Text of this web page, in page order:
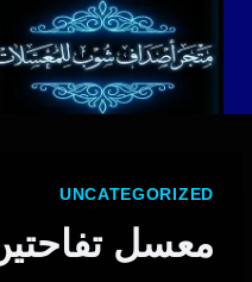
المحتوى
UNCATEGORIZED
معسل